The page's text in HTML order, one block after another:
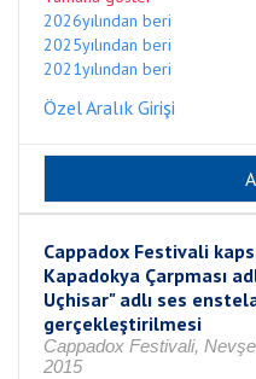
2026yılından beri
2025yılından beri
2021yılından beri
Özel Aralık Girişi
Cappadox Festivali
Kapadokya Çarpması
Uçhisar" adlı ses
gerçekleştirilmesi
Cappadox Festivali,
2015